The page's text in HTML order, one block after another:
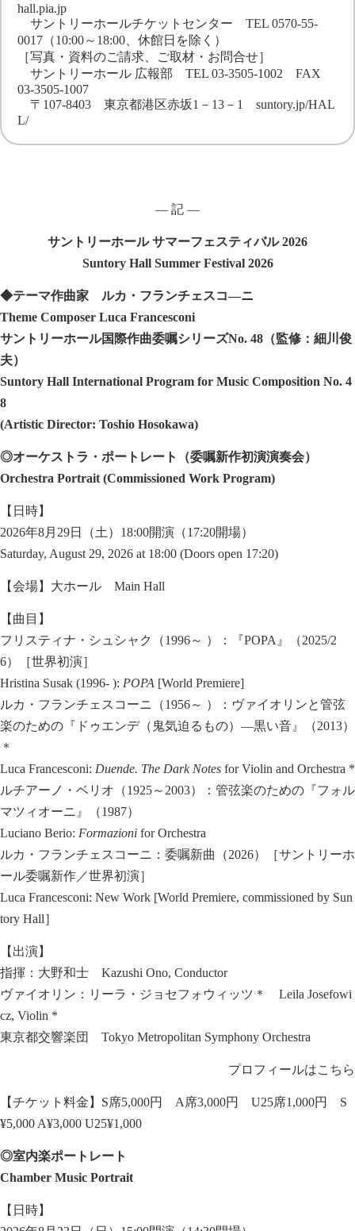
hall.pia.jp
サントリーホールチケットセンター TEL 0570-55-
0017（10:00～18:00、休館日を除く）
［写真・資料のご請求、ご取材・お問合せ］
サントリーホール 広報部 TEL 03-3505-1002 FAX
03-3505-1007
〒107-8403 東京都港区赤坂1－13－1 suntory.jp/HAL
L/
― 記 ―
サントリーホール サマーフェスティバル2026
Suntory Hall Summer Festival 2026
◆テーマ作曲家 ルカ・フランチェスコ―ニ
Theme Composer Luca Francesconi
サントリーホール国際作曲委嘱シリーズNo. 48 （監修：細川俊
夫）
Suntory Hall International Program for Music Composition No. 4
8
(Artistic Director: Toshio Hosokawa)
◎オーケストラ・ポートレート（委嘱新作初演演奏会）
Orchestra Portrait (Commissioned Work Program)
【日時】
2026年8月29日（土）18:00開演（17:20開場）
Saturday, August 29, 2026 at 18:00 (Doors open 17:20)
【会場】大ホール Main Hall
【曲目】
フリスティナ・シュシャク（1996～ ）：『POPA』（2025/2
6）［世界初演］
Hristina Susak (1996- ): POPA [World Premiere]
ルカ・フランチェスコーニ（1956～ ）：ヴァイオリンと管弦
楽のための『ドゥエンデ（鬼気迫るもの）―黒い音』（2013）
＊
Luca Francesconi: Duende. The Dark Notes for Violin and Orchestra *
ルチアーノ・ベリオ（1925～2003）：管弦楽のための『フォル
マツィオーニ』（1987）
Luciano Berio: Formazioni for Orchestra
ルカ・フランチェスコーニ：委嘱新曲（2026）［サントリーホ
ール委嘱新作／世界初演］
Luca Francesconi: New Work [World Premiere, commissioned by Sun
tory Hall］
【出演】
指揮：大野和士 Kazushi Ono, Conductor
ヴァイオリン：リーラ・ジョセフォウィッツ＊ Leila Josefowi
cz, Violin *
東京都交響楽団 Tokyo Metropolitan Symphony Orchestra
プロフィールはこちら
【チケット料金】S席5,000円 A席3,000円 U25席1,000円 S
¥5,000 A¥3,000 U25¥1,000
◎室内楽ポートレート
Chamber Music Portrait
【日時】